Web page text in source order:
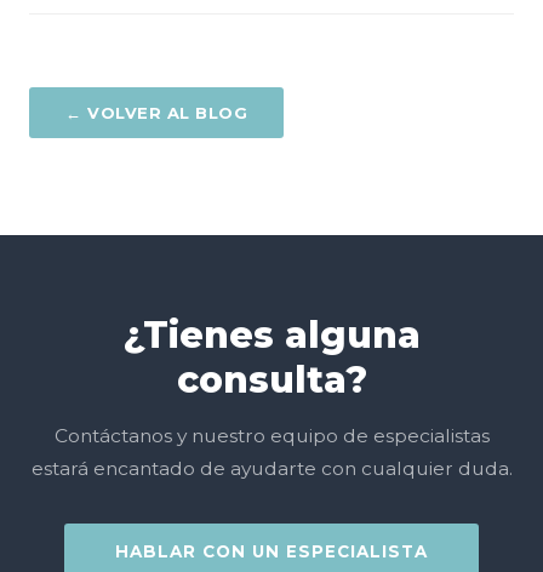
← VOLVER AL BLOG
¿Tienes alguna
consulta?
Contáctanos y nuestro equipo de especialistas
estará encantado de ayudarte con cualquier duda.
HABLAR CON UN ESPECIALISTA